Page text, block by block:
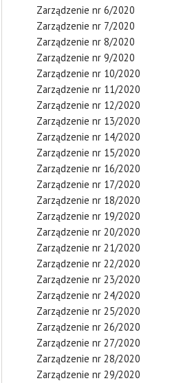
Zarządzenie nr 6/2020
Zarządzenie nr 7/2020
Zarządzenie nr 8/2020
Zarządzenie nr 9/2020
Zarządzenie nr 10/2020
Zarządzenie nr 11/2020
Zarządzenie nr 12/2020
Zarządzenie nr 13/2020
Zarządzenie nr 14/2020
Zarządzenie nr 15/2020
Zarządzenie nr 16/2020
Zarządzenie nr 17/2020
Zarządzenie nr 18/2020
Zarządzenie nr 19/2020
Zarządzenie nr 20/2020
Zarządzenie nr 21/2020
Zarządzenie nr 22/2020
Zarządzenie nr 23/2020
Zarządzenie nr 24/2020
Zarządzenie nr 25/2020
Zarządzenie nr 26/2020
Zarządzenie nr 27/2020
Zarządzenie nr 28/2020
Zarządzenie nr 29/2020